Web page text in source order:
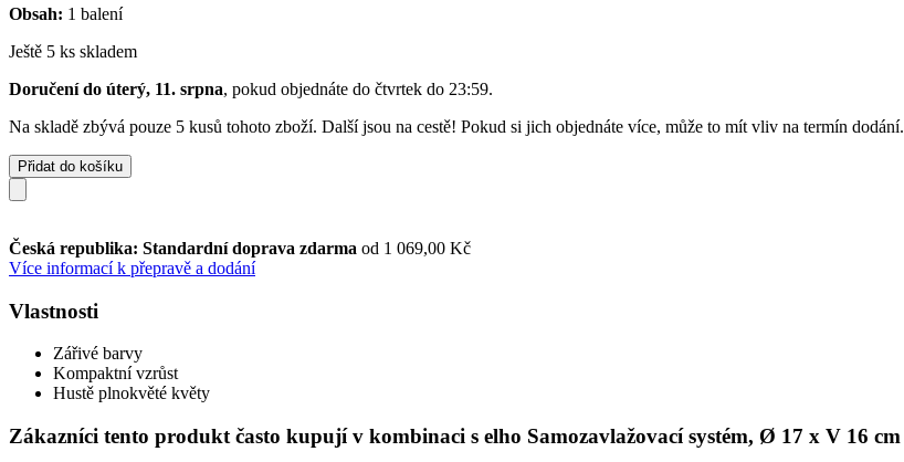
Obsah: 1 balení
Ještě 5 ks skladem
Doručení do úterý, 11. srpna, pokud objednáte do čtvrtek do 23:59.
Na skladě zbývá pouze 5 kusů tohoto zboží. Další jsou na cestě! Pokud si jich objednáte více, může to mít vliv na termín dodání.
Přidat do košíku
Česká republika: Standardní doprava zdarma od 1 069,00 Kč
Více informací k přepravě a dodání
Vlastnosti
Zářivé barvy
Kompaktní vzrůst
Hustě plnokvěté květy
Zákazníci tento produkt často kupují v kombinaci s elho Samozavlažovací systém, Ø 17 x V 16 cm